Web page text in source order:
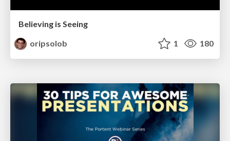
Believing is Seeing
oripsolob
1 180